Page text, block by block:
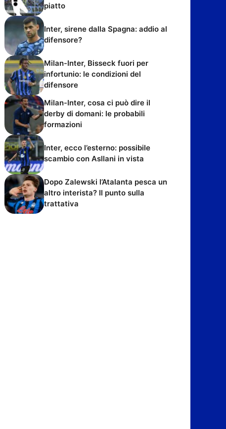
piatto
Inter, sirene dalla Spagna: addio al
difensore?
Milan-Inter, Bisseck fuori per
infortunio: le condizioni del
difensore
Milan-Inter, cosa ci può dire il
derby di domani: le probabili
formazioni
Inter, ecco l’esterno: possibile
scambio con Asllani in vista
Dopo Zalewski l’Atalanta pesca un
altro interista? Il punto sulla
trattativa